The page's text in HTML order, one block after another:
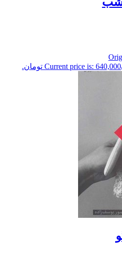
Current price is: 640,000 تومان.